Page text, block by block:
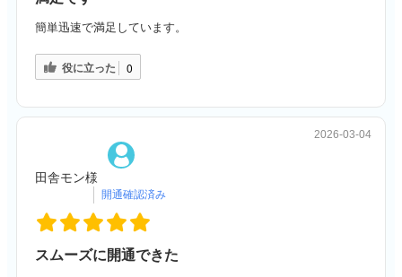
簡単迅速で満足しています。
役に立った 0
田舎モン様
2026-03-04
スムーズに開通できた